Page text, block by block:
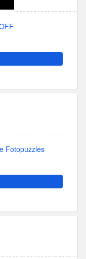
Fotopuzzles